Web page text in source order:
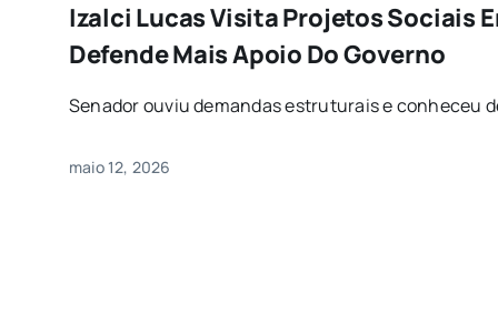
Izalci Lucas Visita Projetos Sociais
Defende Mais Apoio Do Governo
Senador ouviu demandas estruturais e conheceu
maio 12, 2026